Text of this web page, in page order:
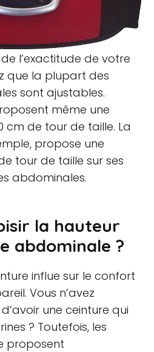
l’exactitude de votre
que la plupart des
sont ajustables.
même une
cm de tour de taille. La
propose une
tour de taille sur ses
abdominales.
la hauteur
abdominale ?
influe sur le confort
Vous n’avez
une ceinture qui
? Toutefois, les
proposent